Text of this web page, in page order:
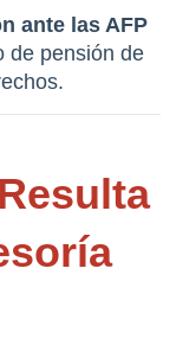
ante las AFP
de pensión de